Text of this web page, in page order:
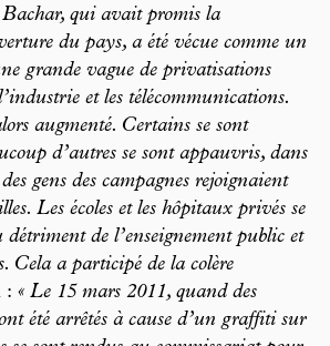
qui avait promis la
du pays, a été vécue comme un
grande vague de privatisations
et les télécommunications.
augmenté. Certains se sont
d’autres se sont appauvris, dans
gens des campagnes rejoignaient
Les écoles et les hôpitaux privés se
détriment de l’enseignement public et
Cela a participé de la colère
: « Le 15 mars 2011, quand des
été arrêtés à cause d’un graffiti sur